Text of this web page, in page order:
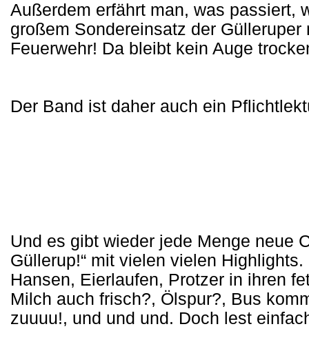
Außerdem erfährt man, was passiert,
großem Sondereinsatz der
Feuerwehr! Da bleibt kein Auge
Der Band ist daher auch ein
Und es gibt wieder jede Menge neue
Güllerup!“ mit vielen vielen
Hansen, Eierlaufen, Protzer in ihren
Milch auch frisch?, Ölspur?, Bus
zuuuu!, und und und. Doch lest